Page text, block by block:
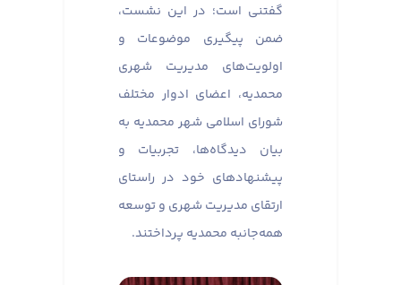
گفتنی است؛ در این نشست،
ضمن پیگیری موضوعات و
اولویت‌های مدیریت شهری
محمدیه، اعضای ادوار مختلف
شورای اسلامی شهر محمدیه به
بیان دیدگاه‌ها، تجربیات و
پیشنهادهای خود در راستای
ارتقای مدیریت شهری و توسعه
همه‌جانبه محمدیه پرداختند.